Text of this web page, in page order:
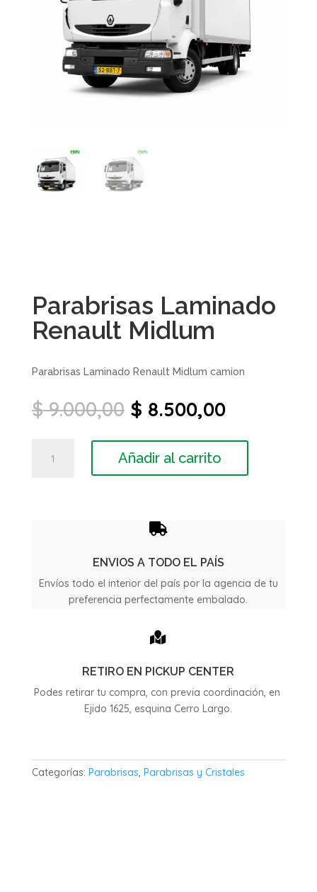
Parabrisas Laminado
Renault Midlum
Parabrisas Laminado Renault Midlum camion
$9.000,00 El
precio
original
era:
$ 9.000,00.
$ 8.500,00El
actual
$
Laminado
Añadir al carrito

ENVIOS A TODO EL PAÍS
Envíos todo el interior del país por la agencia de tu
preferencia perfectamente embalado.

RETIRO EN PICKUP CENTER
Podes retirar tu compra, con previa coordinación, en
Ejido 1625, esquina Cerro Largo.
Categorías: Parabrisas, Parabrisas y Cristales